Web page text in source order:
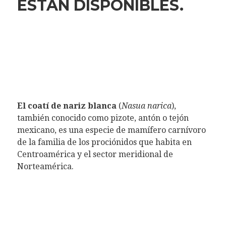
ESTÁN DISPONIBLES.
El coatí de nariz blanca(Nasua narica),
también conocido como pizote, antón o tejón
mexicano, es una especie de mamífero carnívoro
de la familia de los prociónidos que habita en
Centroamérica y el sector meridional de
Norteamérica.